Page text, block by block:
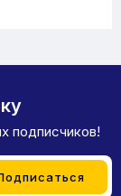
подписчиков!